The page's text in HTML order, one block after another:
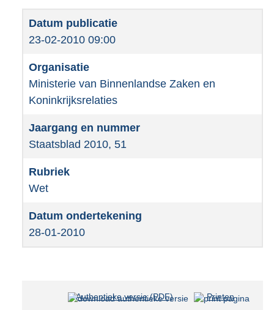
23-02-2010 09:00
Ministerie van Binnenlandse Zaken en
Koninkrijksrelaties
Staatsblad 2010, 51
Wet
28-01-2010
Authentieke versie (PDF)b
Printen